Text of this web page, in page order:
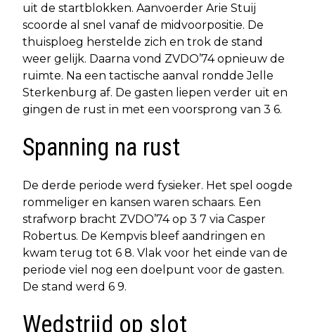
uit de startblokken. Aanvoerder Arie Stuij
scoorde al snel vanaf de midvoorpositie. De
thuisploeg herstelde zich en trok de stand
weer gelijk. Daarna vond ZVDO’74 opnieuw de
ruimte. Na een tactische aanval rondde Jelle
Sterkenburg af. De gasten liepen verder uit en
gingen de rust in met een voorsprong van 3 6.
Spanning na rust
De derde periode werd fysieker. Het spel oogde
rommeliger en kansen waren schaars. Een
strafworp bracht ZVDO’74 op 3 7 via Casper
Robertus. De Kempvis bleef aandringen en
kwam terug tot 6 8. Vlak voor het einde van de
periode viel nog een doelpunt voor de gasten.
De stand werd 6 9.
Wedstrijd op slot